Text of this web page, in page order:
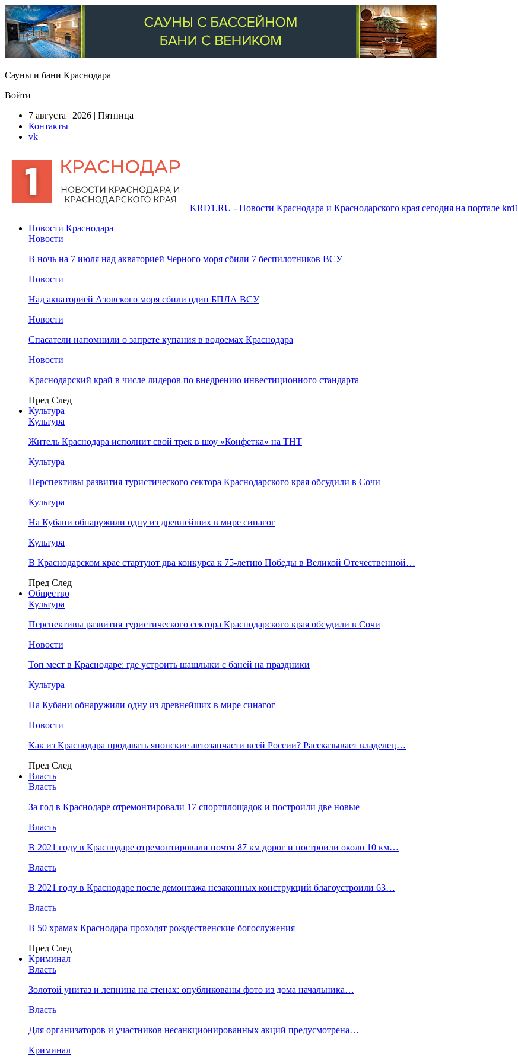
Сауны и бани Краснодара
Войти
7 августа | 2026 | Пятница
Контакты
vk
KRD1.RU - Новости Краснодара и Краснодарского края сегодня на портале krd1
Новости Краснодара
Новости
В ночь на 7 июля над акваторией Черного моря сбили 7 беспилотников ВСУ
Новости
Над акваторией Азовского моря сбили один БПЛА ВСУ
Новости
Спасатели напомнили о запрете купания в водоемах Краснодара
Новости
Краснодарский край в числе лидеров по внедрению инвестиционного стандарта
Пред След
Культура
Культура
Житель Краснодара исполнит свой трек в шоу «Конфетка» на ТНТ
Культура
Перспективы развития туристического сектора Краснодарского края обсудили в Сочи
Культура
На Кубани обнаружили одну из древнейших в мире синагог
Культура
В Краснодарском крае стартуют два конкурса к 75-летию Победы в Великой Отечественной…
Пред След
Общество
Культура
Перспективы развития туристического сектора Краснодарского края обсудили в Сочи
Новости
Топ мест в Краснодаре: где устроить шашлыки с баней на праздники
Культура
На Кубани обнаружили одну из древнейших в мире синагог
Новости
Как из Краснодара продавать японские автозапчасти всей России? Рассказывает владелец…
Пред След
Власть
Власть
За год в Краснодаре отремонтировали 17 спортплощадок и построили две новые
Власть
В 2021 году в Краснодаре отремонтировали почти 87 км дорог и построили около 10 км…
Власть
В 2021 году в Краснодаре после демонтажа незаконных конструкций благоустроили 63…
Власть
В 50 храмах Краснодара проходят рождественские богослужения
Пред След
Криминал
Власть
​Золотой унитаз и лепнина на стенах: опубликованы фото из дома начальника…
Власть
Для организаторов и участников несанкционированных акций предусмотрена…
Криминал